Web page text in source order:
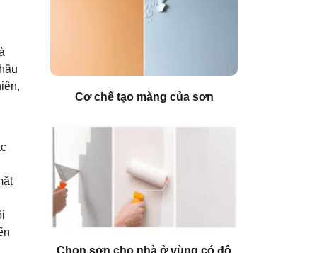
Cơ chế tạo màng của sơn